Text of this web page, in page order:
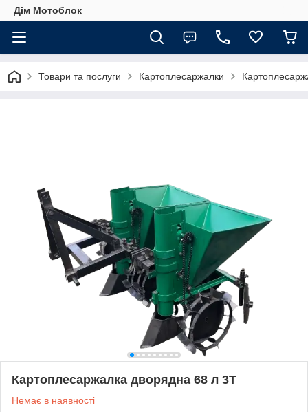
Дім Мотоблок
Товари та послуги Картоплесаржалки
Картоплесаржалка дворядна 68 л 3Т
Немає в наявності